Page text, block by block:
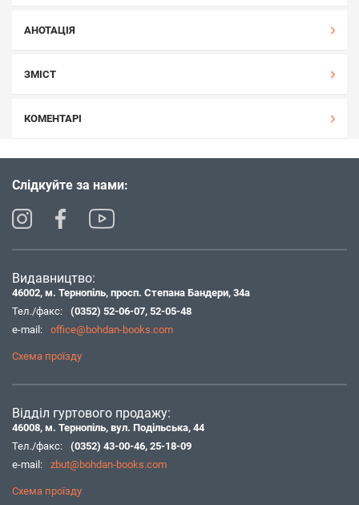
АНОТАЦІЯ
ЗМІСТ
КОМЕНТАРІ
Слідкуйте за нами:
Видавництво:
46002, м. Тернопіль, просп. Степана Бандери, 34а
Тел./факс:
(0352) 52-06-07, 52-05-48
e-mail:
office@bohdan-books.com
Схема проїзду
Відділ гуртового продажу:
46008, м. Тернопіль, вул. Подільська, 44
Тел./факс:
(0352) 43-00-46, 25-18-09
e-mail:
zbut@bohdan-books.com
Схема проїзду